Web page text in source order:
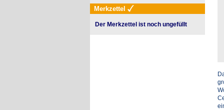
Merkzettel
Der Merkzettel ist noch ungefüllt